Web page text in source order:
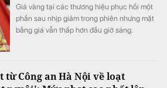
Giá vàng tại các thương hiệu phục hồi một
phần sau nhịp giảm trong phiên nhưng mặt
bằng giá vẫn thấp hơn đầu giờ sáng.
Công an Hà Nội về loạt